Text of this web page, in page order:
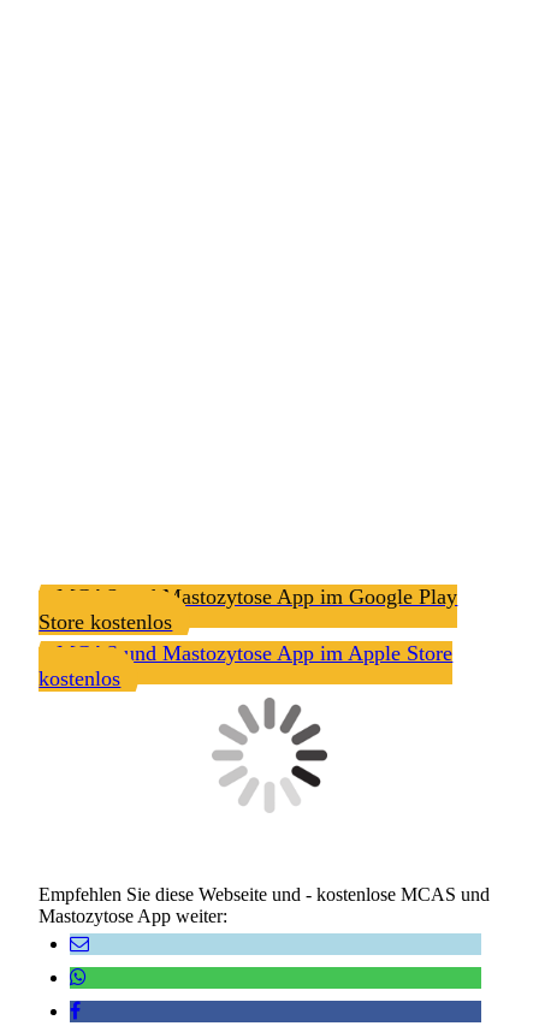
MCAS und Mastozytose App im Google Play
Store kostenlos
MCAS und Mastozytose App im Apple Store
kostenlos
Empfehlen Sie diese Webseite und - kostenlose MCAS und
Mastozytose App weiter: